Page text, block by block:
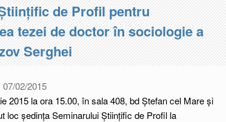
de Profil pentru
tezei de doctor în sociologie a
Serghei
07/02/2015
2015 la ora 15.00, în sala 408, bd Ștefan cel Mare și
loc ședința Seminarului Științific de Profil la